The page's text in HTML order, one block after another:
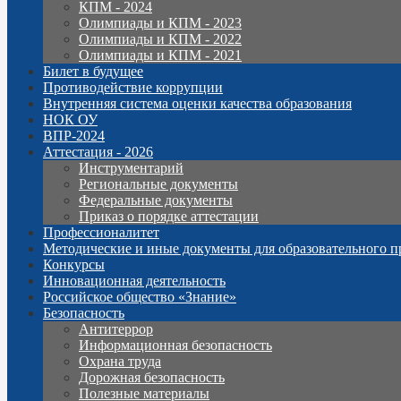
КПМ - 2024
Олимпиады и КПМ - 2023
Олимпиады и КПМ - 2022
Олимпиады и КПМ - 2021
Билет в будущее
Противодействие коррупции
Внутренняя система оценки качества образования
НОК ОУ
ВПР-2024
Аттестация - 2026
Инструментарий
Региональные документы
Федеральные документы
Приказ о порядке аттестации
Профессионалитет
Методические и иные документы для образовательного
Конкурсы
Инновационная деятельность
Российское общество «Знание»
Безопасность
Антитеррор
Информационная безопасность
Охрана труда
Дорожная безопасность
Полезные материалы